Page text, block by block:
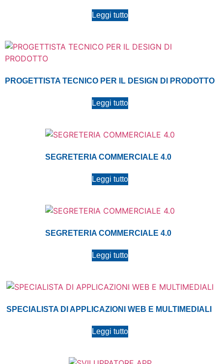
Leggi tutto
PROGETTISTA TECNICO PER IL DESIGN DI PRODOTTO
Leggi tutto
SEGRETERIA COMMERCIALE 4.0
Leggi tutto
SEGRETERIA COMMERCIALE 4.0
Leggi tutto
SPECIALISTA DI APPLICAZIONI WEB E MULTIMEDIALI
Leggi tutto